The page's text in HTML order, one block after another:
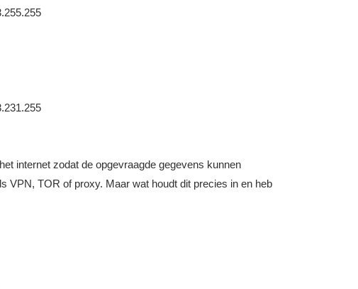
internet zodat de opgevraagde gegevens kunnen
VPN, TOR of proxy. Maar wat houdt dit precies in en heb